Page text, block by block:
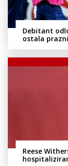
Debitant
ostala
Reese